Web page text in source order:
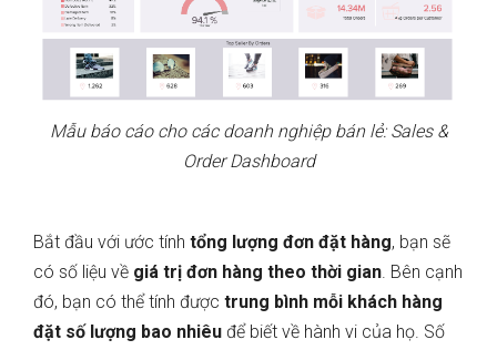
Mẫu báo cáo cho các doanh nghiệp bán lẻ: Sales &
Order Dashboard
Bắt đầu với ước tính tổng lượng đơn đặt hàng, bạn sẽ
có số liệu về giá trị đơn hàng theo thời gian. Bên cạnh
đó, bạn có thể tính được trung bình mỗi khách hàng
đặt số lượng bao nhiêu để biết về hành vi của họ. Số